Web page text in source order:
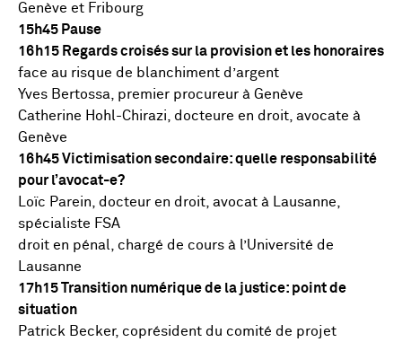
Genève et Fribourg
15h45 Pause
16h15 Regards croisés sur la provision et les honoraires
face au risque de blanchiment d’argent
Yves Bertossa, premier procureur à Genève
Catherine Hohl-Chirazi, docteure en droit, avocate à
Genève
16h45 Victimisation secondaire: quelle responsabilité
pour l’avocat-e?
Loïc Parein, docteur en droit, avocat à Lausanne,
spécialiste FSA
droit en pénal, chargé de cours à l’Université de
Lausanne
17h15 Transition numérique de la justice: point de
situation
Patrick Becker, coprésident du comité de projet